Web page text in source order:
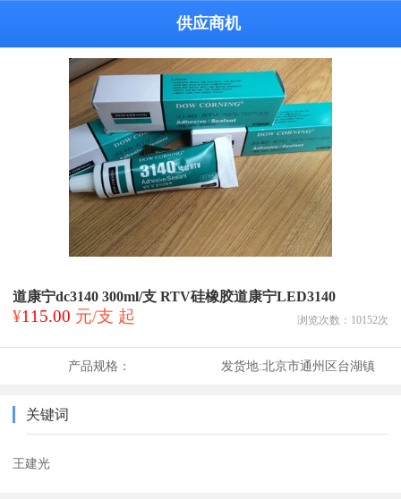
供应商机
道康宁dc3140 300ml/支 RTV硅橡胶道康宁LED3140
¥115.00 元/支 起 浏览次数： 10152次
产品规格： 发货地:北京市通州区台湖镇
关键词
王建光